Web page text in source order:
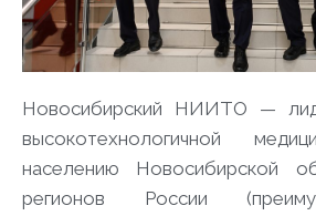
Новосибирский НИИТО —
высокотехнологичной
населению Новосибирской
регионов России